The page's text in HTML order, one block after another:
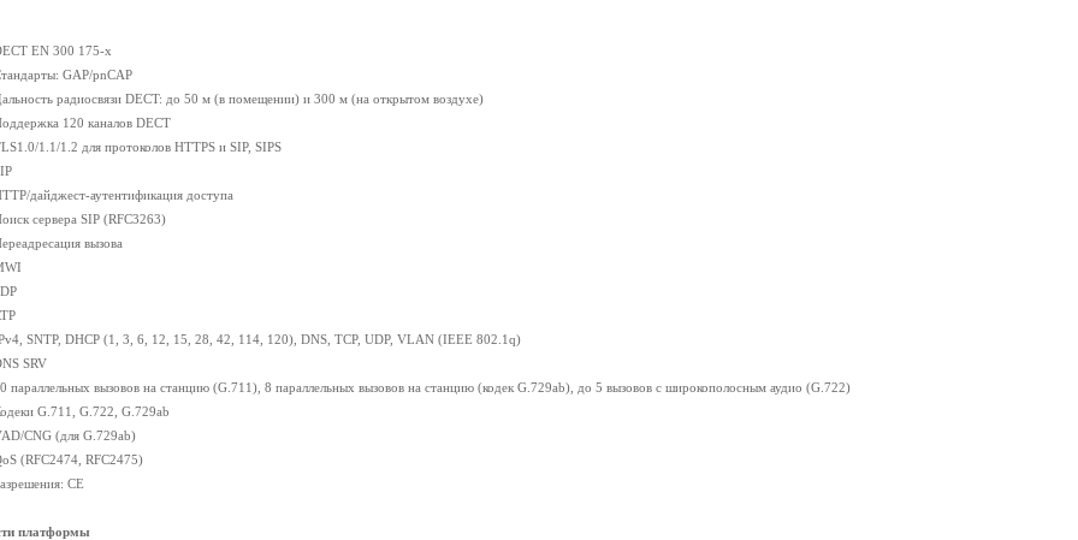
EN 300 175-x
GAP/pnCAP
радиосвязи DECT: до 50 м (в помещении) и 300 м (на открытом воздухе)
120 каналов DECT
1.1/1.2 для протоколов HTTPS и SIP, SIPS
дайджест-аутентификация доступа
сервера SIP (RFC3263)
вызова
SNTP, DHCP (1, 3, 6, 12, 15, 28, 42, 114, 120), DNS, TCP, UDP, VLAN (IEEE 802.1q)
SRV
параллельных вызовов на станцию (G.711), 8 параллельных вызовов на станцию (кодек G.729ab), до 5 вызовов с широкополосным аудио (G.722)
G.711, G.722, G.729ab
CNG (для G.729ab)
(RFC2474, RFC2475)
CE
платформы